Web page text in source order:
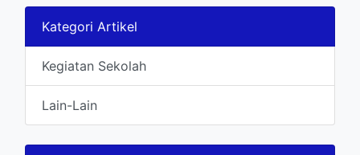
Kategori Artikel
Kegiatan Sekolah
Lain-Lain